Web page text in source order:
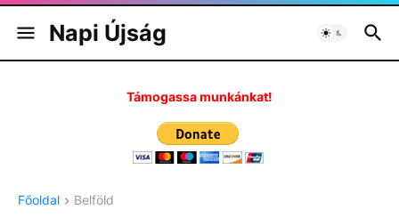
Napi Újság
Támogassa munkánkat!
Főoldal Belföld